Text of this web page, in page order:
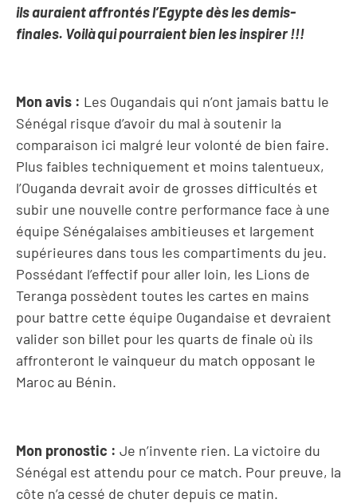
ils auraient affrontés l’Egypte dès les demis-
finales. Voilà qui pourraient bien les inspirer !!!
Mon avis : Les Ougandais qui n’ont jamais battu le
Sénégal risque d’avoir du mal à soutenir la
comparaison ici malgré leur volonté de bien faire.
Plus faibles techniquement et moins talentueux,
l’Ouganda devrait avoir de grosses difficultés et
subir une nouvelle contre performance face à une
équipe Sénégalaises ambitieuses et largement
supérieures dans tous les compartiments du jeu.
Possédant l’effectif pour aller loin, les Lions de
Teranga possèdent toutes les cartes en mains
pour battre cette équipe Ougandaise et devraient
valider son billet pour les quarts de finale où ils
affronteront le vainqueur du match opposant le
Maroc au Bénin.
Mon pronostic : Je n’invente rien. La victoire du
Sénégal est attendu pour ce match. Pour preuve, la
côte n’a cessé de chuter depuis ce matin.